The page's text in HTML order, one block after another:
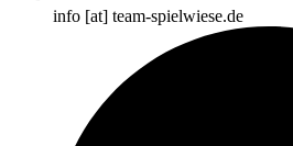
info [at] team-spielwiese.de